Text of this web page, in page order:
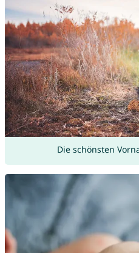
Die schönsten